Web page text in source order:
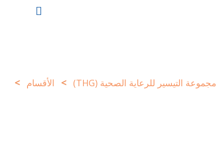
مجموعة التيسير للرعاية الصحية (THG) > الأقسام >